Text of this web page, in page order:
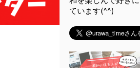
ています(^^)